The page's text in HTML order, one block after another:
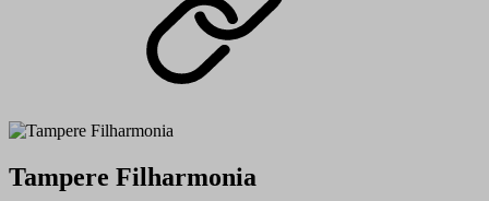
Tampere Filharmonia